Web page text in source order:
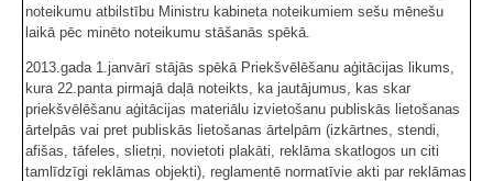
noteikumu atbilstību Ministru kabineta noteikumiem sešu mēnešu
laikā pēc minēto noteikumu stāšanās spēkā.
2013.gada 1.janvārī stājās spēkā Priekšvēlēšanu aģitācijas likums,
kura 22.panta pirmajā daļā noteikts, ka jautājumus, kas skar
priekšvēlēšanu aģitācijas materiālu izvietošanu publiskās lietošanas
ārtelpās vai pret publiskās lietošanas ārtelpām (izkārtnes, stendi,
afišas, tāfeles, slietņi, novietoti plakāti, reklāma skatlogos un citi
tamlīdzīgi reklāmas objekti), reglamentē normatīvie akti par reklāmas